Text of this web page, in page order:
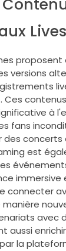
Lives
proposent
versions
Ces
à
fans
concerts
est
connecter
avec
aussi
la